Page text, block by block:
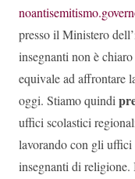
presso il Ministero
insegnanti non è
equivale ad affrontare
oggi. Stiamo quindi
uffici scolastici
lavorando con gli uffici
insegnanti di religione.